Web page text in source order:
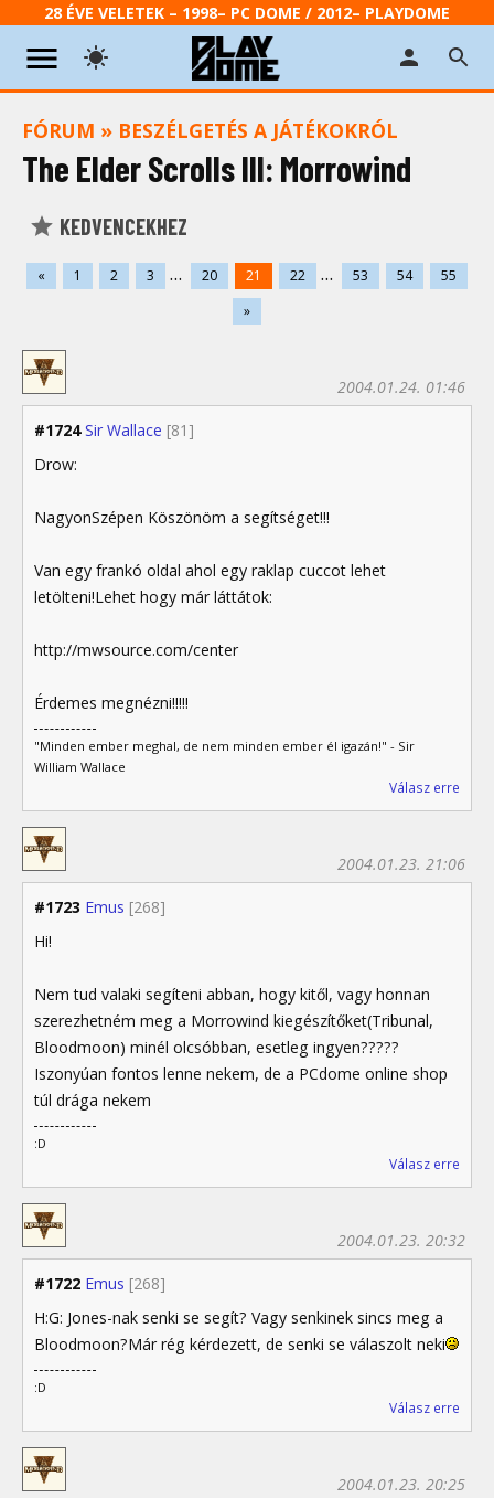
28 ÉVE VELETEK – 1998– PC DOME / 2012– PLAYDOME
FÓRUM » BESZÉLGETÉS A JÁTÉKOKRÓL
The Elder Scrolls III: Morrowind
KEDVENCEKHEZ
« 1 2 3 ... 20 21 22 ... 53 54
55
»
#1724 Sir Wallace [81]
2004.01.24. 01:46
Drow:
NagyonSzépen Köszönöm a segítséget!!!
Van egy frankó oldal ahol egy raklap cuccot lehet
letölteni!Lehet hogy már láttátok:
http://mwsource.com/center
Érdemes megnézni!!!!!
"Minden ember meghal, de nem minden ember él igazán!" - Sir
William Wallace
Válasz erre
#1723 Emus [268]
2004.01.23. 21:06
Hi!
Nem tud valaki segíteni abban, hogy kitől, vagy honnan
szerezhetném meg a Morrowind kiegészítőket(Tribunal,
Bloodmoon) minél olcsóbban, esetleg ingyen?????
Iszonyúan fontos lenne nekem, de a PCdome online shop
túl drága nekem
:D
Válasz erre
#1722 Emus [268]
2004.01.23. 20:32
H:G: Jones-nak senki se segít? Vagy senkinek sincs meg a
Bloodmoon?Már rég kérdezett, de senki se válaszolt neki
:D
Válasz erre
2004.01.23. 20:25